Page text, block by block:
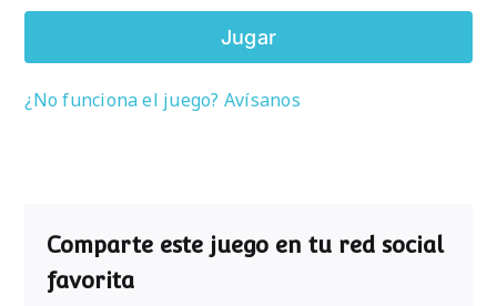
Jugar
¿No funciona el juego? Avísanos
Comparte este juego en tu red social
favorita